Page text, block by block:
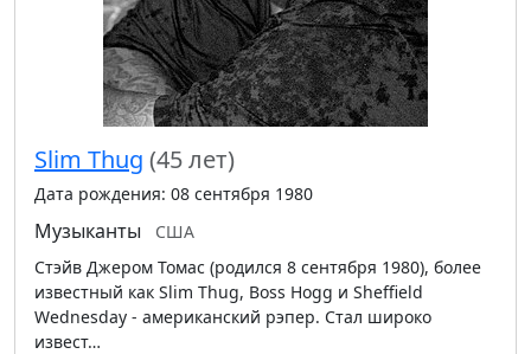
Slim Thug (45 лет)
Дата рождения: 08 сентября 1980
Музыканты
США
Стэйв Джером Томас (родился 8 сентября 1980), более
известный как Slim Thug, Boss Hogg и Sheffield
Wednesday - американский рэпер. Стал широко
извест…